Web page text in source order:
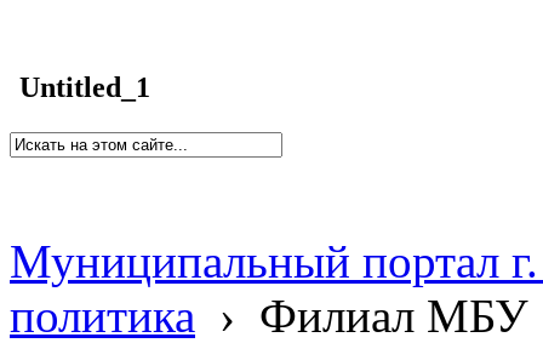
Untitled_1
Муниципальный портал
политика › Филиал МБУ